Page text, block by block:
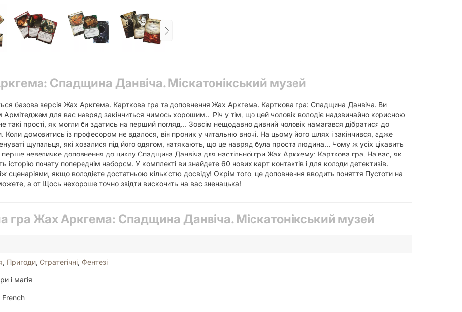
Спадщина Данвіча. Міскатонікський музей
базова версія Жах Аркгема. Карткова гра та доповнення Жах Аркгема. Карткова гра: Спадщина Данвіча. Ви
для вас навряд закінчиться чимось хорошим… Річ у тім, що цей чоловік володіє надзвичайно корисною
такі прості, як могли би здатись на перший погляд… Зовсім нещодавно дивний чоловік намагався дібратися до
домовитись із професором не вдалося, він проник у читальню вночі. На цьому його шлях і закінчився, адже
щупальця, які ховалися під його одягом, натякають, що це навряд була проста людина… Чому ж усіх цікавить
перше невеличке доповнення до циклу Спадщина Данвіча для настільної гри Жах Аркхему: Карткова гра. На вас, як
почату попереднім набором. У комплекті ви знайдете 60 нових карт контактів і для колоди детективів.
сценаріями, якщо володієте достатньою кількістю досвіду! Окрім того, це доповнення вводить поняття Пустоти на
а от Щось нехороше точно звідти вискочить на вас зненацька!
гра Жах Аркгема: Спадщина Данвіча. Міскатонікський музей
, Пригоди, Стратегічні, Фентезі
і магія
French